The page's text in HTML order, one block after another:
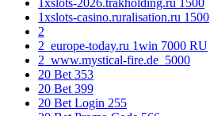
1xslots-casino.ruralisation.ru 1500
2
2_europe-today.ru 1win 7000 RU
2_www.mystical-fire.de_5000
20 Bet 353
20 Bet 399
20 Bet Login 255